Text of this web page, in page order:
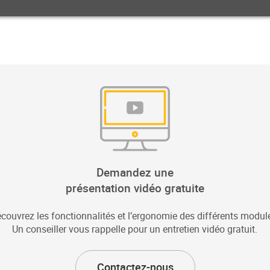
Demandez une
présentation vidéo gratuite
les fonctionnalités et l’ergonomie des différents
Un conseiller vous rappelle pour un entretien vidéo gratuit.